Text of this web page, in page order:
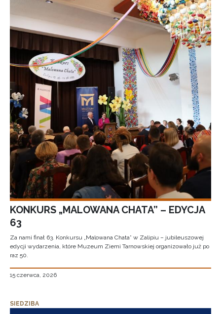
KONKURS „MALOWANA CHATA” – EDYCJA
63
Za nami finał 63. Konkursu „Malowana Chata” w Zalipiu – jubileuszowej
edycji wydarzenia, które Muzeum Ziemi Tarnowskiej organizowało już po
raz 50.
15 czerwca, 2026
SIEDZIBA